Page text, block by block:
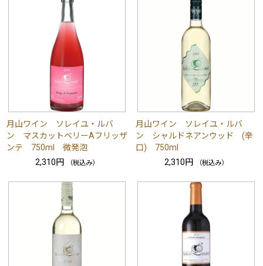
月山ワイン ソレイユ・ルバ
ン マスカットベリーAフリッザ
ンテ 750ml 微発泡
2,310円
（税込み）
月山ワイン ソレイユ・ルバ
ン シャルドネアンウッド (辛
口) 750ml
2,310円
（税込み）